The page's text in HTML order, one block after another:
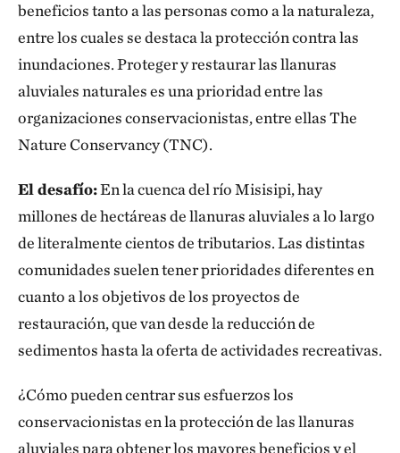
beneficios tanto a las personas como a la naturaleza,
entre los cuales se destaca la protección contra las
inundaciones. Proteger y restaurar las llanuras
aluviales naturales es una prioridad entre las
organizaciones conservacionistas, entre ellas The
Nature Conservancy (TNC).
El desafío:En la cuenca del río Misisipi, hay
millones de hectáreas de llanuras aluviales a lo largo
de literalmente cientos de tributarios. Las distintas
comunidades suelen tener prioridades diferentes en
cuanto a los objetivos de los proyectos de
restauración, que van desde la reducción de
sedimentos hasta la oferta de actividades recreativas.
¿Cómo pueden centrar sus esfuerzos los
conservacionistas en la protección de las llanuras
aluviales para obtener los mayores beneficios y el